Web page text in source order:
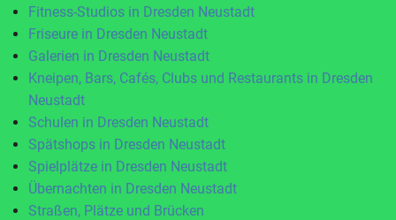
Fitness-Studios in Dresden Neustadt
Friseure in Dresden Neustadt
Galerien in Dresden Neustadt
Kneipen, Bars, Cafés, Clubs und Restaurants in Dresden
Neustadt
Schulen in Dresden Neustadt
Spätshops in Dresden Neustadt
Spielplätze in Dresden Neustadt
Übernachten in Dresden Neustadt
Straßen, Plätze und Brücken